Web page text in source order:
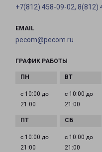
+7(812) 458-09-02, 8(812)
EMAIL
pecom@pecom.ru
ГРАФИК РАБОТЫ
с 10:00 до
21:00
с 10:00 до
21:00
с 10:00 до
21:00
с 10:00 до
21:00